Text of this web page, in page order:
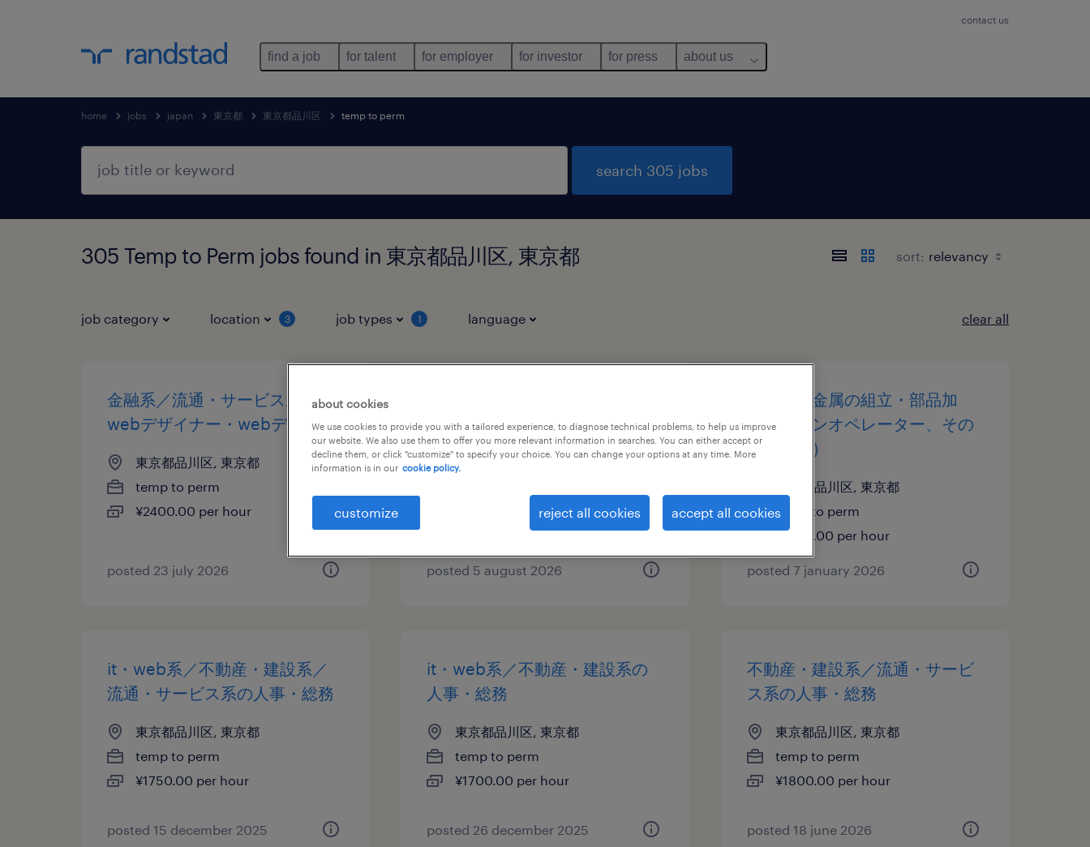
contact us
find a job for talent for employer for investor for press about us
home jobs japan 東京都 東京都品川区 temp to perm
search 305 jobs
305 Temp to Perm jobs found in 東京都品川区, 東京都 sort:
job category location 3 job types 1 language clear all
金融系／流通・サービス系の
webデザイナー・webデザイン
東京都品川区, 東京都
temp to perm
¥2400.00 per hour
posted 23 july 2026
東京都品川区, 東京都
temp to perm
posted 5 august 2026
金属・非金属の組立・部品加
工、マシンオペレーター、その
他（製造）
東京都品川区, 東京都
temp to perm
¥1550.00 per hour
posted 7 january 2026
it・web系／不動産・建設系／
流通・サービス系の人事・総務
東京都品川区, 東京都
temp to perm
¥1750.00 per hour
posted 15 december 2025
it・web系／不動産・建設系の
人事・総務
東京都品川区, 東京都
temp to perm
¥1700.00 per hour
posted 26 december 2025
不動産・建設系／流通・サービ
ス系の人事・総務
東京都品川区, 東京都
temp to perm
¥1800.00 per hour
posted 18 june 2026
about cookies
We use cookies to provide you with a tailored experience, to diagnose technical problems, to help us improve
our website. We also use them to offer you more relevant information in searches. You can either accept or
decline them, or click "customize" to specify your choice. You can change your options at any time. More
information is in our cookie policy.
customize reject all cookies accept all cookies